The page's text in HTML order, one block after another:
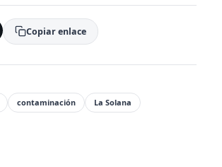
Copiar enlace
contaminación
La Solana